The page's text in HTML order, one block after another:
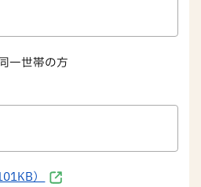
一世帯の方
）